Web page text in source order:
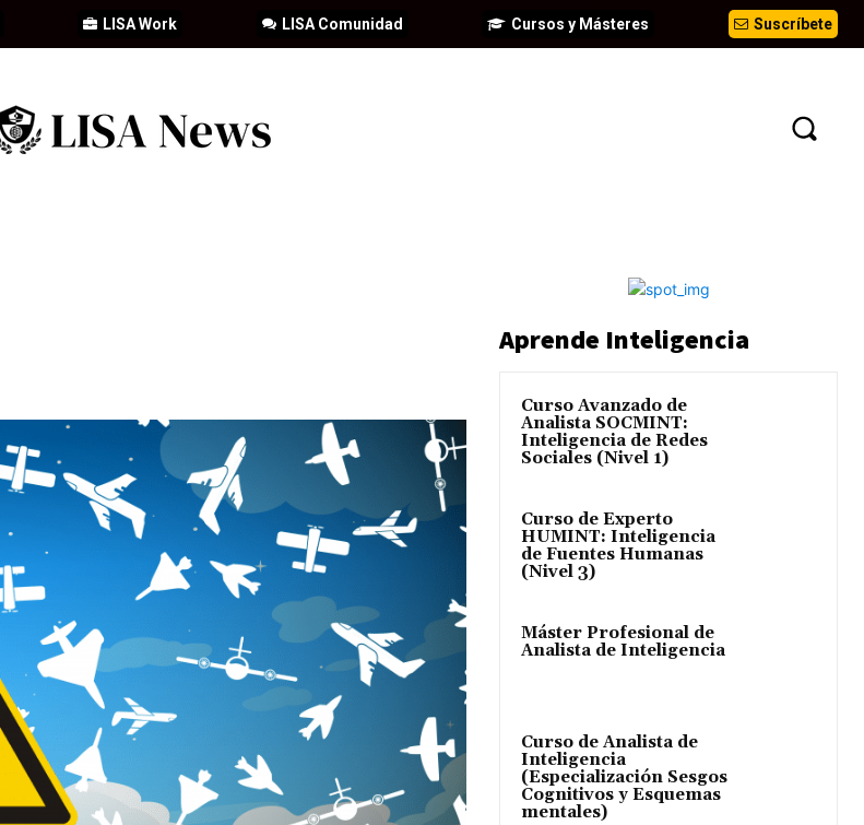
Suscríbete
Cursos y Másteres
LISA Comunidad
LISA Work
Aprende Inteligencia
Curso Avanzado de
Analista SOCMINT:
Inteligencia de Redes
Sociales (Nivel 1)
Curso de Experto
HUMINT: Inteligencia
de Fuentes Humanas
(Nivel 3)
Máster Profesional de
Analista de Inteligencia
Curso de Analista de
Inteligencia
(Especialización Sesgos
Cognitivos y Esquemas
mentales)